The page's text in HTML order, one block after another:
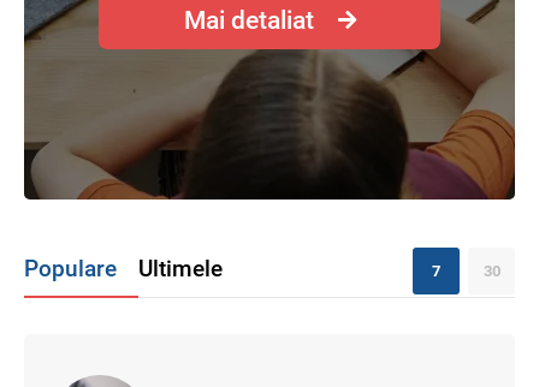
Mai detaliat
Populare Ultimele 7 30